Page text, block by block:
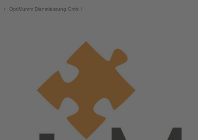
OptiMumm Dienstleistung GmbH